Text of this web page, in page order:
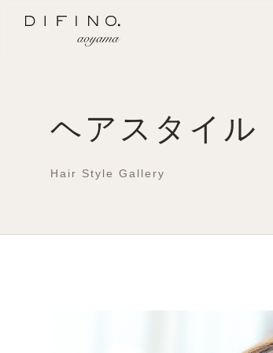
ヘアスタイル
Hair Style Gallery